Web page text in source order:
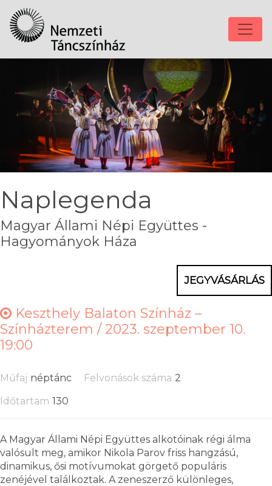
Naplegenda
Magyar Állami Népi Együttes -
Hagyományok Háza
JEGYVÁSÁRLÁS
Keszthely Balaton Színház –
Színházterem /2023. szeptember 10.
19:00
Műfaj néptánc Felvonások száma 2
Időtartam 130
A Magyar Állami Népi Együttes alkotóinak régi álma
valósult meg, amikor Nikola Parov friss hangzású,
dinamikus, ősi motívumokat görgető populáris
zenéjével találkoztak. A zeneszerző különleges,